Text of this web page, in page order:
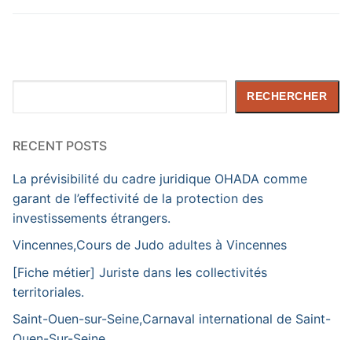
RECHERCHER
RECENT POSTS
La prévisibilité du cadre juridique OHADA comme
garant de l’effectivité de la protection des
investissements étrangers.
Vincennes,Cours de Judo adultes à Vincennes
[Fiche métier] Juriste dans les collectivités
territoriales.
Saint-Ouen-sur-Seine,Carnaval international de Saint-